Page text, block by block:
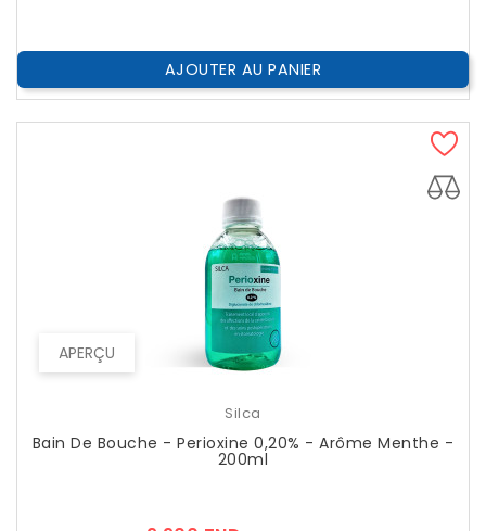
AJOUTER AU PANIER
APERÇU
Silca
Bain De Bouche - Perioxine 0,20% - Arôme Menthe -
200ml